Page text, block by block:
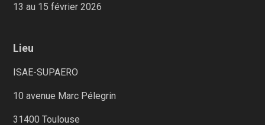
13 au 15 février 2026
Lieu
ISAE-SUPAERO
10 avenue Marc Pélegrin
31400 Toulouse